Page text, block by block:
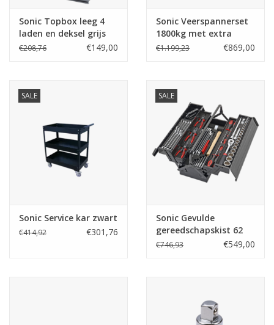
Sonic Topbox leeg 4
laden en deksel grijs
RAL7011
€208,76 €149,00
Sonic Veerspannerset
1800kg met extra
beugel
€1.199,23 €869,00
SALE
Sonic Service kar zwart
€414,92 €301,76
SALE
Sonic Gevulde
gereedschapskist 62
dlg.
€746,93 €549,00